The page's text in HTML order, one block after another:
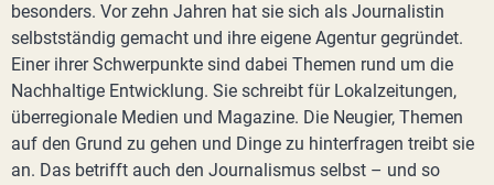
besonders. Vor zehn Jahren hat sie sich als Journalistin
selbstständig gemacht und ihre eigene Agentur gegründet.
Einer ihrer Schwerpunkte sind dabei Themen rund um die
Nachhaltige Entwicklung. Sie schreibt für Lokalzeitungen,
überregionale Medien und Magazine. Die Neugier, Themen
auf den Grund zu gehen und Dinge zu hinterfragen treibt sie
an. Das betrifft auch den Journalismus selbst – und so